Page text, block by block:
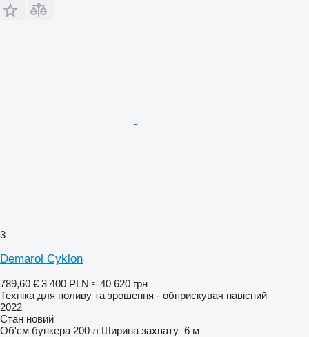
3
Demarol Cyklon
789,60 € 3 400 PLN ≈ 40 620 грн
Техніка для поливу та зрошення - обприскувач навісний
2022
Стан новий
Об'єм бункера 200 л Ширина захвату 6 м